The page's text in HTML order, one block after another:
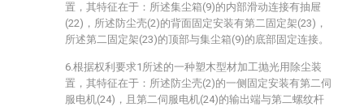
置，其特征在于：所述集尘箱(9)的内部滑动连接有抽屉
(22)，所述防尘壳(2)的背面固定安装有第二固定架(23)，
所述第二固定架(23)的顶部与集尘箱(9)的底部固定连接。
6.根据权利要求1所述的一种塑木型材加工抛光用除尘装
置，其特征在于：所述防尘壳(2)的一侧固定安装有第二伺
服电机(24)，且第二伺服电机(24)的输出端与第二螺纹杆